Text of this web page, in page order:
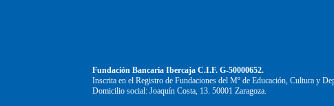
Fundación Bancaria Ibercaja C.I.F. G-50000652.
Inscrita en el Registro de Fundaciones del Mº de Educación, Cultura y
Domicilio social: Joaquín Costa, 13. 50001 Zaragoza.